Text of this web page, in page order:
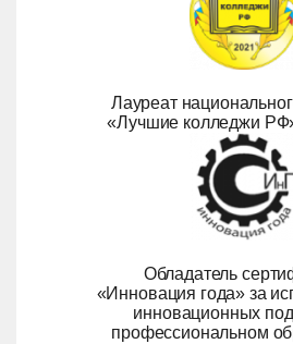
Лауреат
«Лучшие колледжи
Обладатель
«Инновация года» за
инновационных
профессиональном